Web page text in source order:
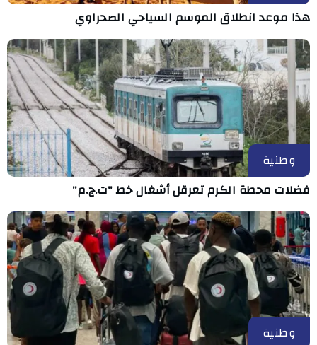
هذا موعد انطلاق الموسم السياحي الصحراوي
وطنية
فضلات محطة الكرم تعرقل أشغال خط "ت.ج.م"
وطنية